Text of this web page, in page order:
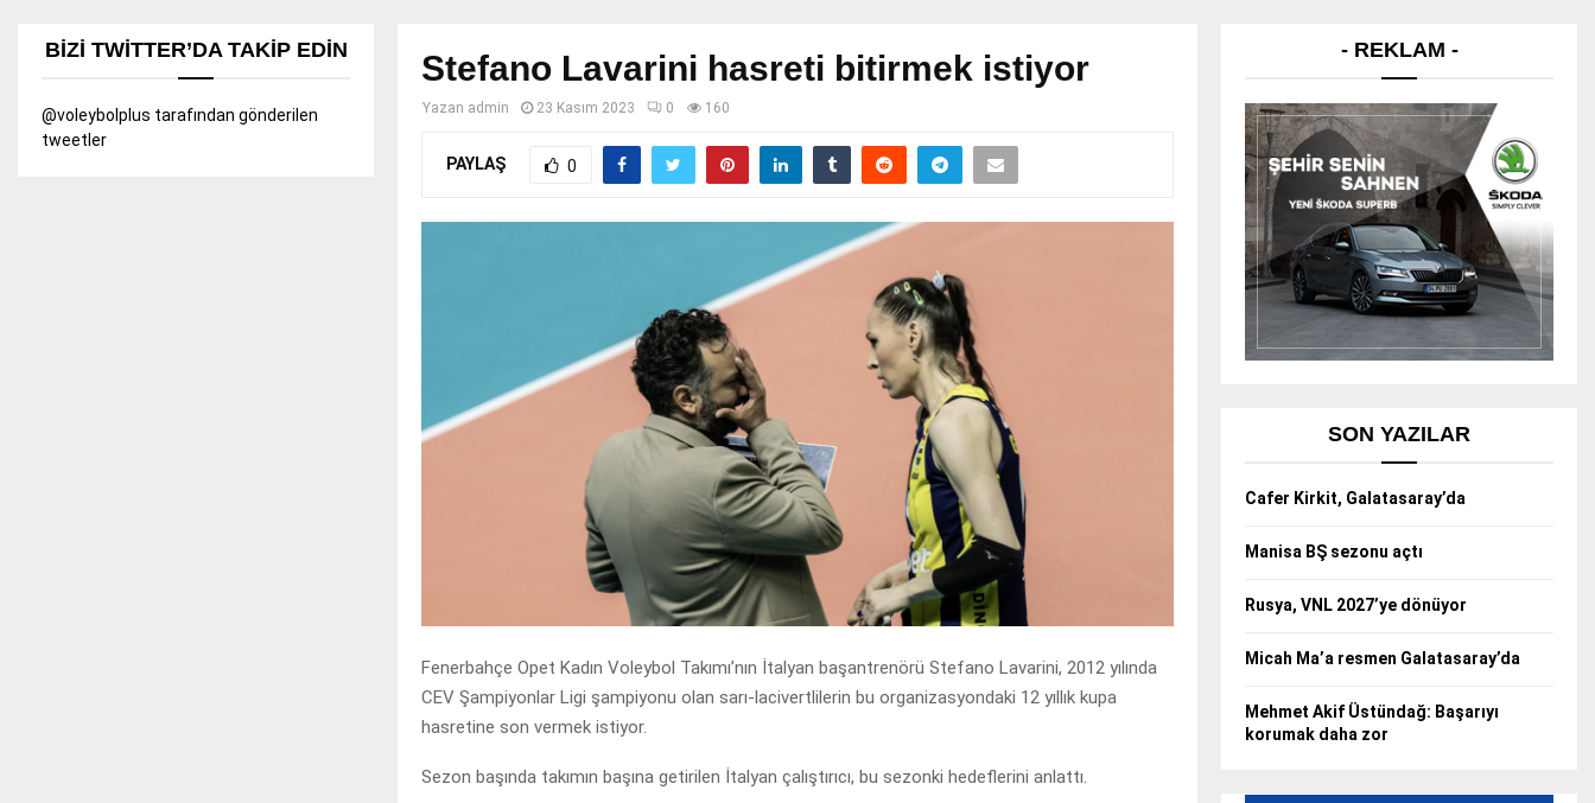
Stefano Lavarini hasreti bitirmek istiyor
Yazan admin 23 Kasım 2023 0 160
PAYLAŞ 0
Fenerbahçe Opet Kadın Voleybol Takımı’nın İtalyan başantrenörü Stefano Lavarini, 2012 yılında
CEV Şampiyonlar Ligi şampiyonu olan sarı-lacivertlilerin bu organizasyondaki 12 yıllık kupa
hasretine son vermek istiyor.
Sezon başında takımın başına getirilen İtalyan çalıştırıcı, bu sezonki hedeflerini anlattı.
BIZI TWITTER’DA TAKIP EDIN
@voleybolplus tarafından gönderilen
tweetler
- REKLAM -
SON YAZILAR
Cafer Kirkit, Galatasaray’da
Manisa BŞ sezonu açtı
Rusya, VNL 2027’ye dönüyor
Micah Ma’a resmen Galatasaray’da
Mehmet Akif Üstündağ: Başarıyı
korumak daha zor